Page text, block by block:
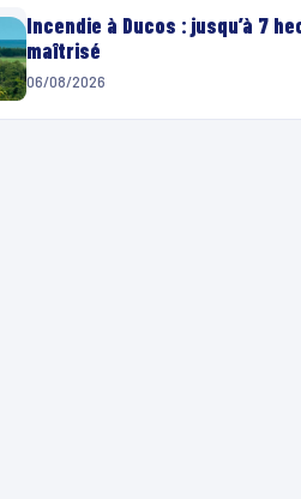
Incendie à Ducos : jusqu’à 7
maîtrisé
06/08/2026